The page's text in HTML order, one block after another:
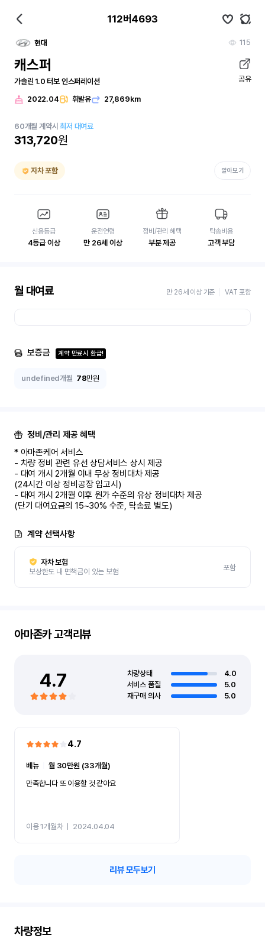
112버4693
현대 115
캐스퍼
가솔린 1.0 터보 인스퍼레이션 공유
2022.04 휘발유 27,869km
60개월 계약시최저 대여료
313,720원
자차 포함 알아보기
신용등급
4등급 이상
운전연령
만 26세 이상
정비/관리 혜택
부분 제공
탁송비용
고객 부담
월 대여료 만 26세 이상 기준 VAT 포함
보증금 계약 만료시 환급!
undefined개월 78만원
정비/관리 제공 혜택
* 아마존케어 서비스
- 차량 정비 관련 유선 상담서비스 상시 제공
- 대여 개시 2개월 이내 무상 정비대차 제공
(24시간 이상 정비공장 입고시)
- 대여 개시 2개월 이후 원가 수준의 유상 정비대차 제공
(단기 대여요금의 15~30% 수준, 탁송료 별도)
계약 선택사항
자차 보험
보상한도 내 면책금이 있는 보험
포함
아마존카고객리뷰
4.7 차량상태
4.0
서비스 품질
5.0
재구매 의사
5.0
4.7
베뉴ㅣ월 30만원 (33개월)
만족합니다 또 이용할 것 같아요
이용 1개월차ㅣ 2024.04.04
리뷰 모두보기
차량정보